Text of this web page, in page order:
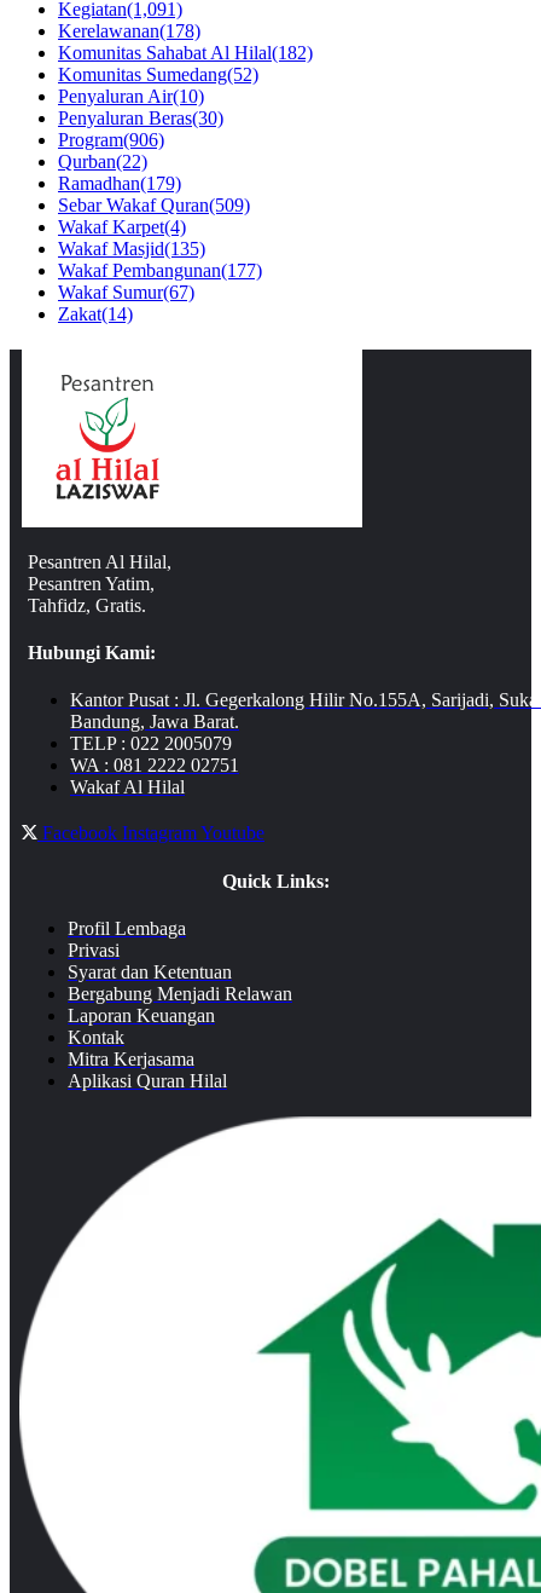
Kegiatan(1,091)
Kerelawanan(178)
Komunitas Sahabat Al Hilal(182)
Komunitas Sumedang(52)
Penyaluran Air(10)
Penyaluran Beras(30)
Program(906)
Qurban(22)
Ramadhan(179)
Sebar Wakaf Quran(509)
Wakaf Karpet(4)
Wakaf Masjid(135)
Wakaf Pembangunan(177)
Wakaf Sumur(67)
Zakat(14)
Pesantren Al Hilal,
Pesantren Yatim,
Tahfidz, Gratis.
Hubungi Kami:
Kantor Pusat : Jl. Gegerkalong Hilir No.155A, Sarijadi,
Bandung, Jawa Barat.
TELP : 022 2005079
WA : 081 2222 02751
Wakaf Al Hilal
Facebook InstagramYoutube
Quick Links:
Profil Lembaga
Privasi
Syarat dan Ketentuan
Bergabung Menjadi Relawan
Laporan Keuangan
Kontak
Mitra Kerjasama
Aplikasi Quran Hilal